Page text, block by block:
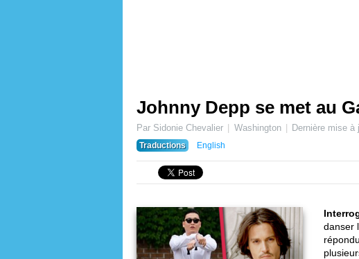
Johnny Depp se met au
Par Sidonie Chevalier Washington Dernière mise à
Traductions
English
danser